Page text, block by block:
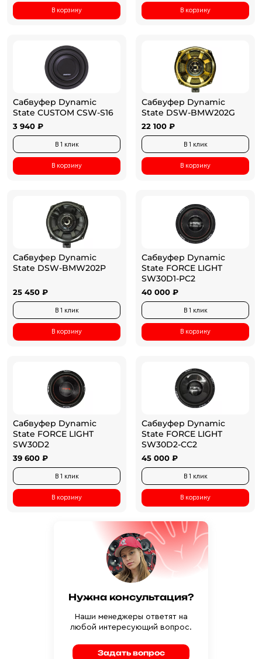
В корзину В корзину
Сабвуфер Dynamic
State CUSTOM CSW-S16
3 940 ₽
В 1 клик
В корзину
Сабвуфер Dynamic
State DSW-BMW202G
22 100 ₽
В 1 клик
В корзину
Сабвуфер Dynamic
State DSW-BMW202P
25 450 ₽
В 1 клик
В корзину
Сабвуфер Dynamic
State FORCE LIGHT
SW30D1-PC2
40 000 ₽
В 1 клик
В корзину
Сабвуфер Dynamic
State FORCE LIGHT
SW30D2
39 600 ₽
В 1 клик
В корзину
Сабвуфер Dynamic
State FORCE LIGHT
SW30D2-CC2
45 000 ₽
В 1 клик
В корзину
Нужна консультация?
Наши менеджеры ответят на
любой интересующий вопрос.
Задать вопрос